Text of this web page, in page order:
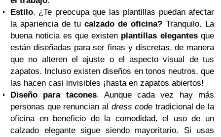
Estilo. ¿Te preocupa que las plantillas puedan afectar
la apariencia de tu calzado de oficina? Tranquilo. La
buena noticia es que existen plantillas elegantesque
están diseñadas para ser finas y discretas, de manera
que no alteren el ajuste o el aspecto visual de tus
zapatos. Incluso existen diseños en tonos neutros, que
las hacen casi invisibles ¡hasta en zapatos abiertos!
Diseño para tacones. Aunque cada vez hay más
personas que renuncian al dress code tradicional de la
oficina en beneficio de la comodidad, el uso de un
calzado elegante sigue siendo mayoritario. Si usas